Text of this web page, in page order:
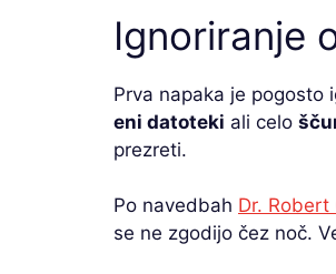
Ignoriranje
Prva napaka je pogosto
eni datoteki ali celo
prezreti.
Po navedbah Dr. Robert
se ne zgodijo čez noč.